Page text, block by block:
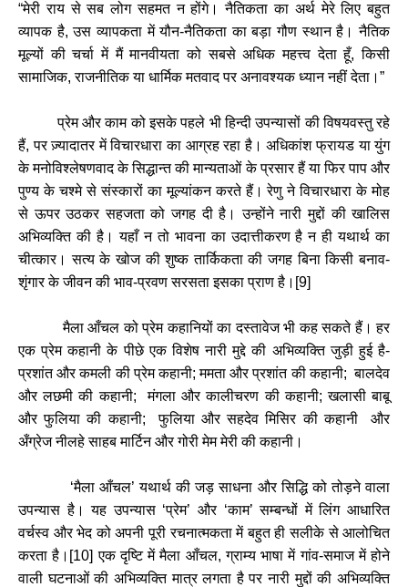
“मेरी राय से सब लोग सहमत न होंगे। नैतिकता का अर्थ मेरे लिए बहुत
व्यापक है,उस व्यापकता में यौन-नैतिकता का बड़ा गौण स्थान है। नैतिक
मूल्यों की चर्चा में मैं मानवीयता को सबसे अधिक महत्त्व देता हूँ,किसी
सामाजिक,राजनीतिक या धार्मिक मतवाद पर अनावश्यक ध्यान नहीं देता। ”
प्रेम और काम को इसके पहले भी हिन्दी उपन्यासों की विषयवस्तु रहे
हैं,पर ज़्यादातर में विचारधारा का आग्रह रहा है। अधिकांश फ्रायड या युंग
के मनोविश्लेषणवाद के सिद्धान्त की मान्यताओं के प्रसार हैं या फिर पाप और
पुण्य के चश्मे से संस्कारों का मूल्यांकन करते हैं। रेणु ने विचारधारा के मोह
से ऊपर उठकर सहजता को जगह दी है। उन्होंने नारी मुद्दों की खालिस
अभिव्यक्ति की है। यहाँ न तो भावना का उदात्तीकरण है न ही यथार्थ का
चीत्कार। सत्य के खोज की शुष्क तार्किकता की जगह बिना किसी बनाव-
शृंगार के जीवन की भाव-प्रवण सरसता इसका प्राण है। [9]
मैला आँचल को प्रेम कहानियों का दस्तावेज भी कह सकते हैं। हर
एक प्रेम कहानी के पीछे एक विशेष नारी मुद्दे की अभिव्यक्ति जुड़ी हुई है-
प्रशांत और कमली की प्रेम कहानी;ममता और प्रशांत की कहानी; बालदेव
और लछमी की कहानी; मंगला और कालीचरण की कहानी;खलासी बाबू
और फुलिया की कहानी; फुलिया और सहदेव मिसिर की कहानी
और
अँग्रेज नीलहे साहब मार्टिन और गोरी मेम मेरी की कहानी।
‘मैला आँचल’यथार्थ की जड़ साधना और सिद्धि को तोड़ने वाला
उपन्यास है। यह उपन्यास‘प्रेम’और‘काम’सम्बन्धों में लिंग आधारित
वर्चस्व और भेद को अपनी पूरी रचनात्मकता में बहुत ही सलीके से आलोचित
करता है। [10]एक दृष्टि में मैला आँचल,ग्राम्य भाषा में गांव-समाज में होने
वाली घटनाओं की अभिव्यक्ति मात्र लगता है पर नारी मुद्दों की अभिव्यक्ति